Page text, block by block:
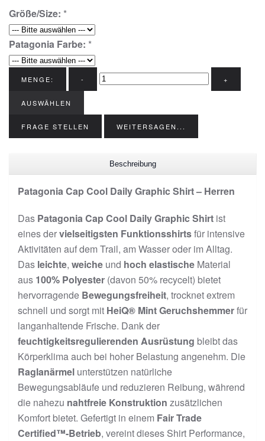
Größe/Size: *
Patagonia Farbe: *
MENGE: - +
AUSWÄHLEN
FRAGE STELLEN WEITERSAGEN...
Beschreibung
Patagonia Cap Cool Daily Graphic Shirt – Herren
Das Patagonia Cap Cool Daily Graphic Shirt ist
eines dervielseitigsten Funktionsshirtsfür intensive
Aktivitäten auf dem Trail, am Wasser oder im Alltag.
Das leichte, weiche und hoch elastische Material
aus 100% Polyester (davon 50% recycelt) bietet
hervorragende Bewegungsfreiheit, trocknet extrem
schnell und sorgt mit HeiQ® Mint Geruchshemmerfür
langanhaltende Frische. Dank der
feuchtigkeitsregulierenden Ausrüstung bleibt das
Körperklima auch bei hoher Belastung angenehm. Die
Raglanärmel unterstützen natürliche
Bewegungsabläufe und reduzieren Reibung, während
die nahezu nahtfreie Konstruktion zusätzlichen
Komfort bietet. Gefertigt in einem Fair Trade
Certified™-Betrieb, vereint dieses Shirt Performance,